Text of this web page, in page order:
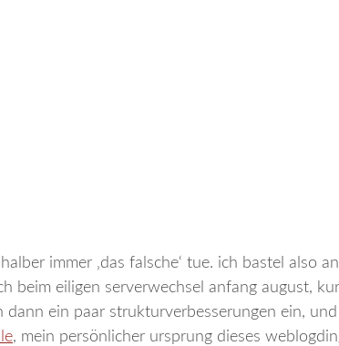
immer ‚das falsche‘ tue. ich bastel also an
beim eiligen serverwechsel anfang august,
dann ein paar strukturverbesserungen ein,
, mein persönlicher ursprung dieses